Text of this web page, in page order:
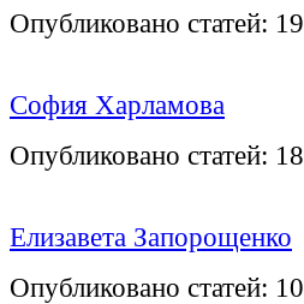
Опубликовано статей: 19
София Харламова
Опубликовано статей: 18
Елизавета Запорощенко
Опубликовано статей: 10